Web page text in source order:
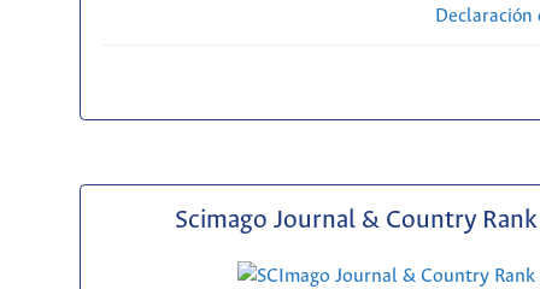
Scimago Journal & Country Rank